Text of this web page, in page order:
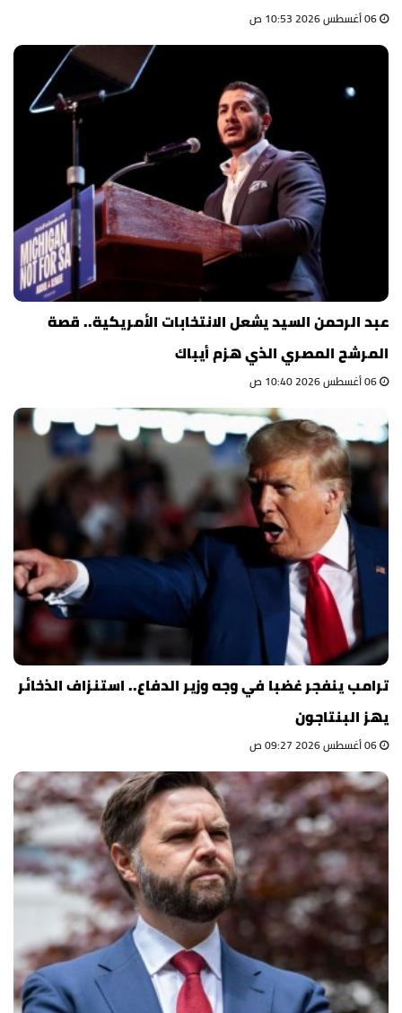
عبد الرحمن السيد يشعل الانتخابات الأمريكية.. قصة
المرشح المصري الذي هزم أيباك
ترامب ينفجر غضبا في وجه وزير الدفاع.. استنزاف الذخائر
يهز البنتاجون